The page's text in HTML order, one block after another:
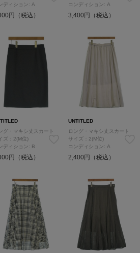
ディション: A
円（税込）
コンディション: A
3,400円（税込）
グ・マキシ丈スカート
ズ：2(M位)
ディション: B
円（税込）
UNTITLED
ロング・マキシ丈スカート
サイズ：2(M位)
コンディション: A
2,400円（税込）